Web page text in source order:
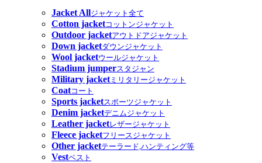
Jacket Allジャケット全て
Cotton jacketコットンジャケット
Outdoor jacketアウトドアジャケット
Down jacketダウンジャケット
Wool jacketウールジャケット
Stadium jumperスタジャン
Military jacketミリタリージャケット
Coatコート
Sports jacketスポーツジャケット
Denim jacketデニムジャケット
Leather jacketレザージャケット
Fleece jacketフリースジャケット
Other jacketテーラード,ハンティング等
Vestベスト